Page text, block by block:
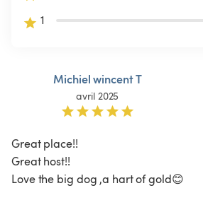
1
Michiel wincent T
avril 2025
Great place!!
Great host!!
Love the big dog ,a hart of gold😊